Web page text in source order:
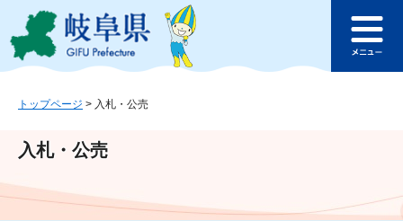
ジ
ュ
文
このページの本文へ
ュ
トップページ > 入札・公売
入札・公売